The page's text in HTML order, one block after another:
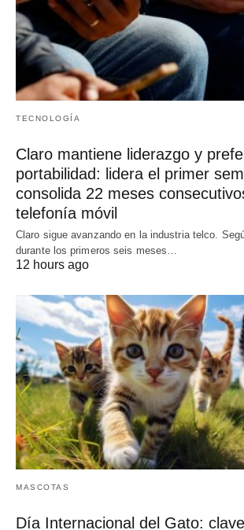
TECNOLOGÍA
Claro mantiene liderazgo y
portabilidad: lidera el primer
consolida 22 meses
telefonía móvil
Claro sigue avanzando en la industria telco.
durante los primeros seis meses…
12 hours ago
MASCOTAS
Día Internacional del Gato: